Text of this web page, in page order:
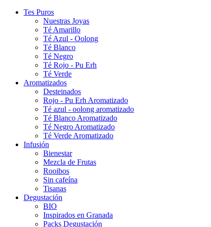
Tes Puros
Nuestras Joyas
Té Amarillo
Té Azul - Oolong
Té Blanco
Té Negro
Té Rojo - Pu Erh
Té Verde
Aromatizados
Desteinados
Rojo - Pu Erh Aromatizado
Té azul - oolong aromatizado
Té Blanco Aromatizado
Té Negro Aromatizado
Té Verde Aromatizado
Infusión
Bienestar
Mezcla de Frutas
Rooibos
Sin cafeína
Tisanas
Degustación
BIO
Inspirados en Granada
Packs Degustación